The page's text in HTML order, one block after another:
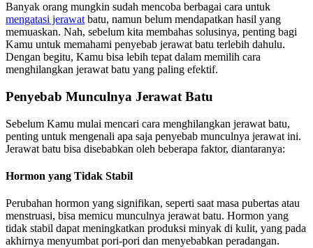
Banyak orang mungkin sudah mencoba berbagai cara untuk
mengatasi jerawat batu, namun belum mendapatkan hasil yang
memuaskan. Nah, sebelum kita membahas solusinya, penting bagi
Kamu untuk memahami penyebab jerawat batu terlebih dahulu.
Dengan begitu, Kamu bisa lebih tepat dalam memilih cara
menghilangkan jerawat batu yang paling efektif.
Penyebab Munculnya Jerawat Batu
Sebelum Kamu mulai mencari cara menghilangkan jerawat batu,
penting untuk mengenali apa saja penyebab munculnya jerawat ini.
Jerawat batu bisa disebabkan oleh beberapa faktor, diantaranya:
Hormon yang Tidak Stabil
Perubahan hormon yang signifikan, seperti saat masa pubertas atau
menstruasi, bisa memicu munculnya jerawat batu. Hormon yang
tidak stabil dapat meningkatkan produksi minyak di kulit, yang pada
akhirnya menyumbat pori-pori dan menyebabkan peradangan.